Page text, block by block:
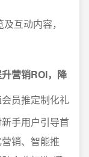
互动内容，
营销ROI，降
员推定制化礼
手用户引导首
销、智能推